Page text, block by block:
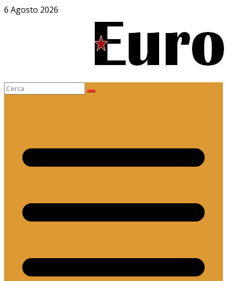
Salta
6 Agosto 2026